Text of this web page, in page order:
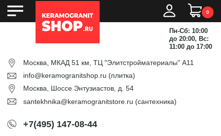
0
Пн-Сб: 10:00
до 20:00, Вс:
11:00 до 17:00
Москва, МКАД 51 км, ТЦ "Элитстройматериалы" А11
info@keramogranitshop.ru (плитка)
Москва, Шоссе Энтузиастов, д. 54
santekhnika@keramogranitstore.ru (сантехника)
+7(495) 147-08-44